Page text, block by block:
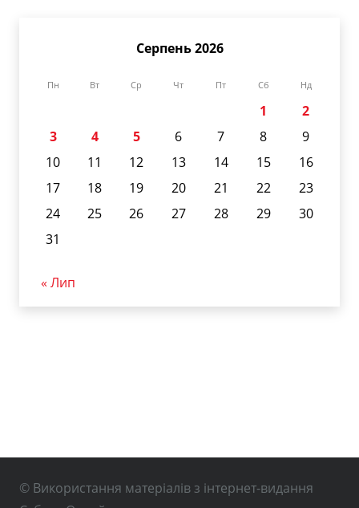
Серпень 2026
Пн Вт Ср Чт Пт Сб Нд
1
2
3
4 5 6 7 8
9
10
11 12 13 14 15
16
17
18 19 20 21 22
23
24
25 26 27 28 29
30
31
« Лип
© Використання матеріалів з інтернет-видання